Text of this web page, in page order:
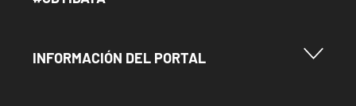
Menu Footer Información del Portal
INFORMACIÓN DEL PORTAL